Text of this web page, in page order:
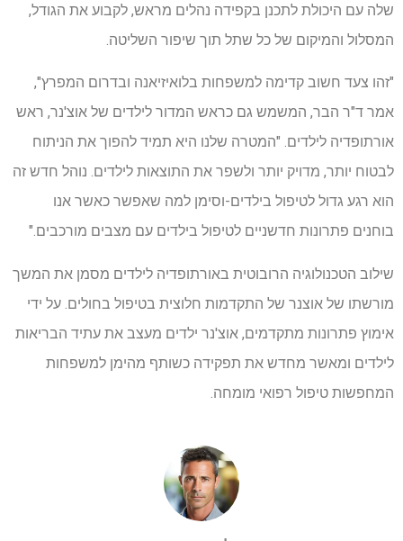
שלה עם היכולת לתכנן בקפידה נהלים מראש, לקבוע את הגודל,
המסלול והמיקום של כל שתל תוך שיפור השליטה.
"זהו צעד חשוב קדימה למשפחות בלואיזיאנה ובדרום המפרץ",
אמר ד"ר הבר, המשמש גם כראש המדור לילדים של אוצ'נר, ראש
אורתופדיה לילדים. "המטרה שלנו היא תמיד להפוך את הניתוח
לבטוח יותר, מדויק יותר ולשפר את התוצאות לילדים. נוהל חדש זה
הוא רגע גדול לטיפול בילדים-וסימן למה שאפשר כאשר אנו
בוחנים פתרונות חדשניים לטיפול בילדים עם מצבים מורכבים."
שילוב הטכנולוגיה הרובוטית באורתופדיה לילדים מסמן את המשך
מורשתו של אוצנר של התקדמות חלוצית בטיפול בחולים. על ידי
אימוץ פתרונות מתקדמים, אוצ'נר ילדים מעצב את עתיד הבריאות
לילדים ומאשר מחדש את תפקידה כשותף מהימן למשפחות
המחפשות טיפול רפואי מומחה.